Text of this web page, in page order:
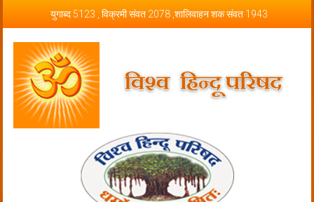
युगाब्द 5123 , विक्रमी संवत 2078 ,शालिवाहन शक संवत 1943